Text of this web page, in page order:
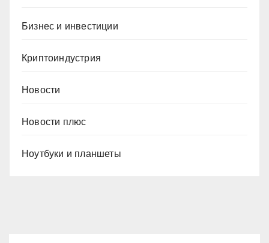
Бизнес и инвестиции
Криптоиндустрия
Новости
Новости плюс
Ноутбуки и планшеты